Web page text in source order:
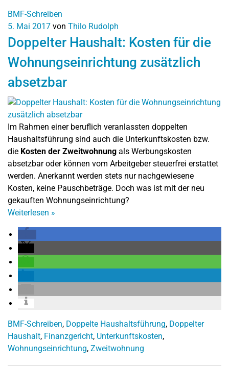
BMF-Schreiben
5. Mai 2017 von Thilo Rudolph
Doppelter Haushalt: Kosten für die
Wohnungseinrichtung zusätzlich
absetzbar
Im Rahmen einer beruflich veranlassten doppelten
Haushaltsführung sind auch die Unterkunftskosten bzw.
die Kosten der Zweitwohnung als Werbungskosten
absetzbar oder können vom Arbeitgeber steuerfrei erstattet
werden. Anerkannt werden stets nur nachgewiesene
Kosten, keine Pauschbeträge. Doch was ist mit der neu
gekauften Wohnungseinrichtung?
Weiterlesen »
BMF-Schreiben, Doppelte Haushaltsführung, Doppelter
Haushalt, Finanzgericht, Unterkunftskosten,
Wohnungseinrichtung, Zweitwohnung